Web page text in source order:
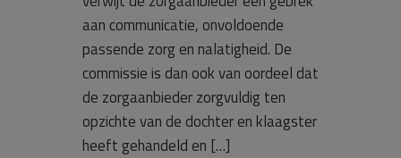
aan communicatie, onvoldoende
passende zorg en nalatigheid. De
commissie is dan ook van oordeel dat
de zorgaanbieder zorgvuldig ten
opzichte van de dochter en klaagster
heeft gehandeld en […]